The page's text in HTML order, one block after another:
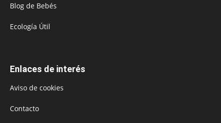
Blog de Bebés
Ecología Útil
Enlaces de interés
Aviso de cookies
Contacto